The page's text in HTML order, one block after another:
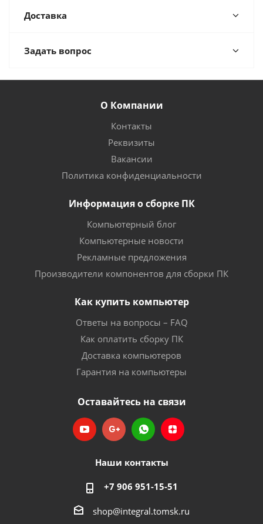
Доставка
Задать вопрос
О Компании
Контакты
Реквизиты
Вакансии
Политика конфиденциальности
Информация о сборке ПК
Компьютерный блог
Компьютерные новости
Рекламные предложения
Производители компонентов для сборки ПК
Как купить компьютер
Ответы на вопросы – FAQ
Как оплатить сборку ПК
Доставка компьютеров
Гарантия на компьютеры
Оставайтесь на связи
Наши контакты
+7 906 951-15-51
shop@integral.tomsk.ru